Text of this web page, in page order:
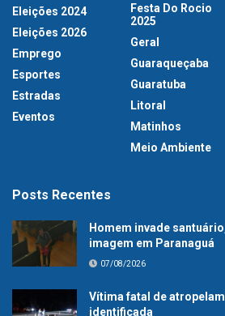
Eleições 2024
Eleições 2026
Emprego
Esportes
Estradas
Eventos
Festa Do Rocio
2025
Geral
Guaraqueçaba
Guaratuba
Litoral
Matinhos
Meio Ambiente
Posts Recentes
Homem invade
imagem em Paranaguá
07/08/2026
Vítima fatal de
identificada